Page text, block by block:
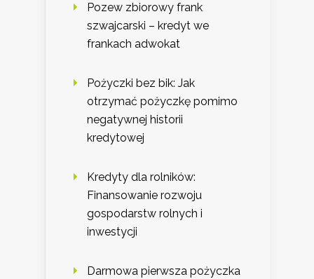
Pozew zbiorowy frank
szwajcarski – kredyt we
frankach adwokat
Pożyczki bez bik: Jak
otrzymać pożyczkę pomimo
negatywnej historii
kredytowej
Kredyty dla rolników:
Finansowanie rozwoju
gospodarstw rolnych i
inwestycji
Darmowa pierwsza pożyczka